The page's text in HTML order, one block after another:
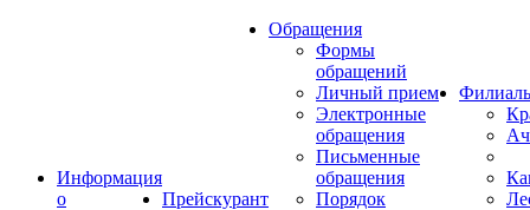
Информация
о
Прейскурант
Обращения
Формы
обращений
Личный прием
Электронные
обращения
Письменные
обращения
Порядок